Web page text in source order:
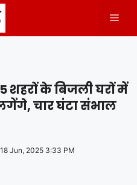
शहरों के बिजली घरों में
चार घंटा संभाल
18 Jun, 2025 3:33 PM